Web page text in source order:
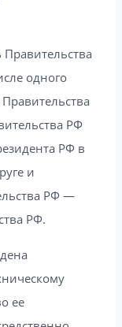
Правительства
одного
РФ
РФ в
и
РФ —
РФ.
ее